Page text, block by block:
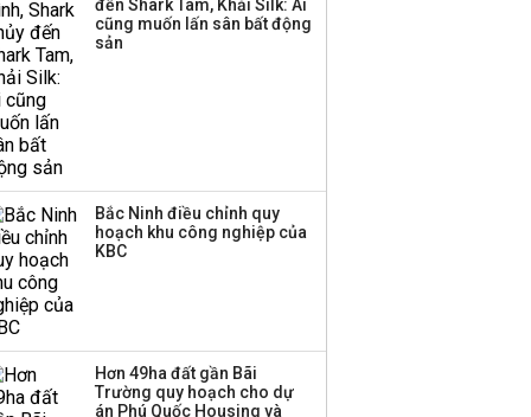
đến Shark Tam, Khải Silk: Ai
cũng muốn lấn sân bất động
sản
Bắc Ninh điều chỉnh quy
hoạch khu công nghiệp của
KBC
Hơn 49ha đất gần Bãi
Trường quy hoạch cho dự
án Phú Quốc Housing và